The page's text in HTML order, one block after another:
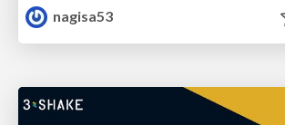
nagisa53